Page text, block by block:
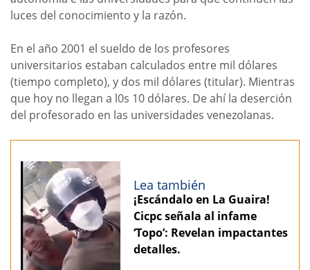
luces del conocimiento y la razón.
En el año 2001 el sueldo de los profesores
universitarios estaban calculados entre mil dólares
(tiempo completo), y dos mil dólares (titular). Mientras
que hoy no llegan a l0s 10 dólares. De ahí la deserción
del profesorado en las universidades venezolanas.
Lea también
¡Escándalo en La Guaira!
Cicpc señala al infame
‘Topo’: Revelan impactantes
detalles.